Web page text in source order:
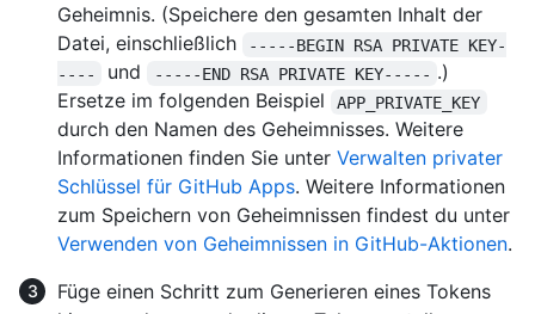
Geheimnis. (Speichere den gesamten Inhalt der
Datei, einschließlich
-----BEGIN RSA PRIVATE KEY-
----
und -----END RSA PRIVATE KEY----- .)
Ersetze im folgenden Beispiel
APP_PRIVATE_KEY
durch den Namen des Geheimnisses. Weitere
Informationen finden Sie unter Verwalten privater
Schlüssel für GitHub Apps. Weitere Informationen
zum Speichern von Geheimnissen findest du unter
Verwenden von Geheimnissen in GitHub-Aktionen.
Füge einen Schritt zum Generieren eines Tokens